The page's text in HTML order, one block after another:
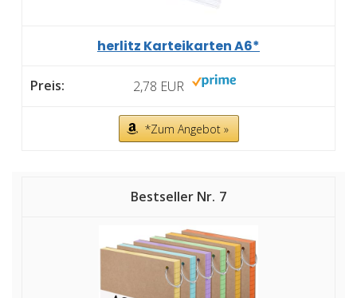
herlitz Karteikarten A6*
2,78 EUR
*Zum Angebot »
7